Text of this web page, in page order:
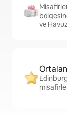
ve